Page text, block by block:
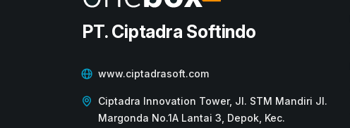
PT. Ciptadra Softindo
www.ciptadrasoft.com
Ciptadra Innovation Tower, Jl. STM Mandiri Jl.
Margonda No.1A Lantai 3, Depok, Kec.